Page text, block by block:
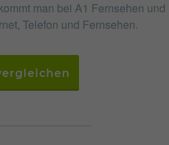
man bei A1 Fernsehen und
Telefon und Fernsehen.